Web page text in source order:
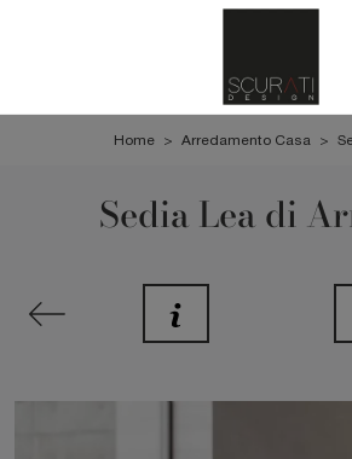
Home > Arredamento Casa >
Sedia Lea di